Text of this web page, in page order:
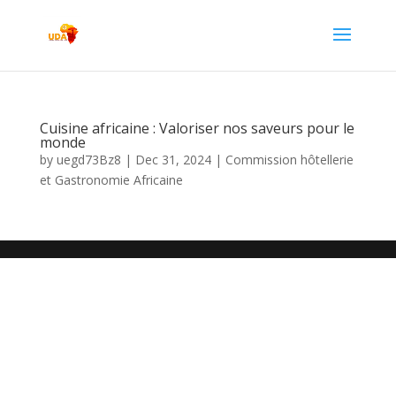
Cuisine africaine : Valoriser nos saveurs pour le
monde
by uegd73Bz8 | Dec 31, 2024| Commission hôtellerie
et Gastronomie Africaine